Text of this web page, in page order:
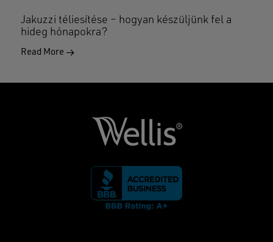
Jakuzzi téliesítése – hogyan készüljünk fel a
hideg hónapokra?
Read More